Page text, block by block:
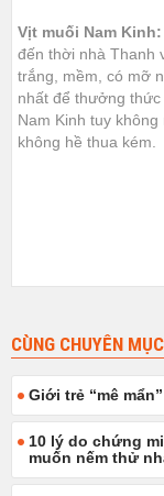
Vịt muối Nam Kinh:
đến thời nhà Thanh
trắng, mềm, có mỡ
nhất để thưởng
Nam Kinh tuy
không hề thua kém.
CÙNG CHUYÊN MỤC
Giới trẻ “mê
10 lý do chứng
muốn nếm thử